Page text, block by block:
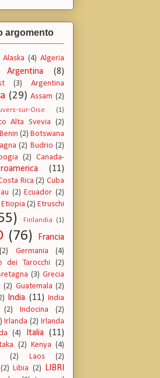
argomento
Alaska (4) Algeria
Argentina (8)
(3)
Argentina
(29) Assam (2)
sur-Oise (1)
Alta Svevia
(2)
Benin (2) Botswana
(2) Budrio (2)
(2) Canada-
(11)
Rica (2) Cuba
(2) Ecuador (2)
Etiopia (2) Etruschi
Finlandia (1)
(76)
Francia
(2) Germania
(4)
dei Tarocchi
(2)
(3) Grecia
(2) Guatemala (2)
India (11) India
(2) Indocina
(2)
Irlanda (2) Irlanda
(4) Italia (11)
(2) Kenya (4)
(2) Laos (2)
(2) Libia (2) LIBRI